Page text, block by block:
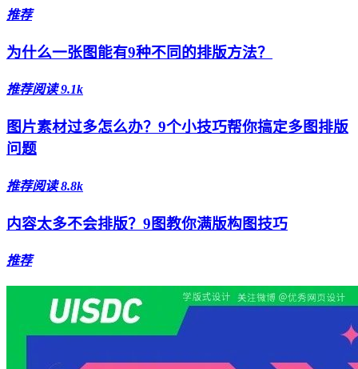
推荐
为什么一张图能有9种不同的排版方法？
推荐阅读 9.1k
图片素材过多怎么办？9个小技巧帮你搞定多图排版
问题
推荐阅读 8.8k
内容太多不会排版？9图教你满版构图技巧
推荐